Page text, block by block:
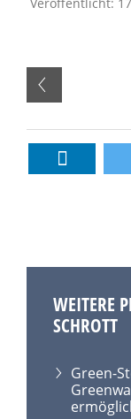
WEITERE
SCHROTT
Green-